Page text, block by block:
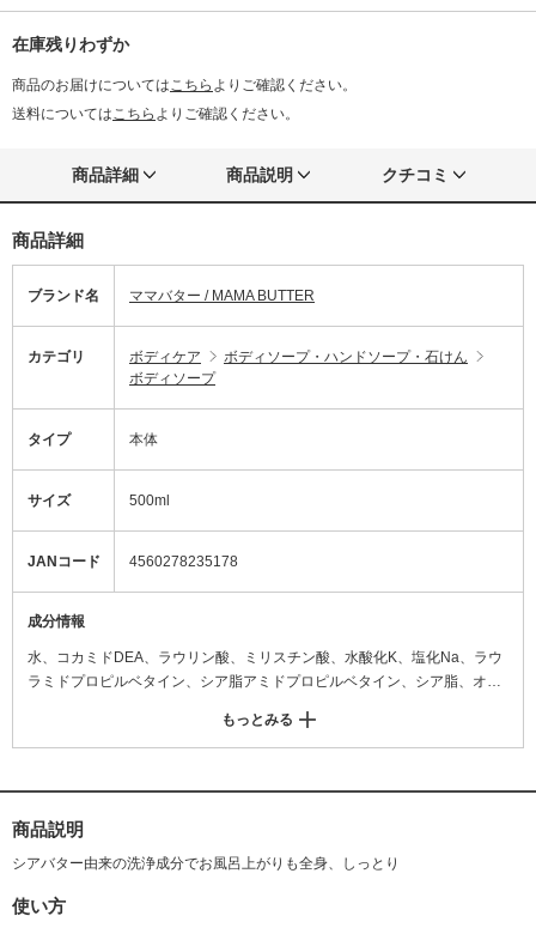
在庫残りわずか
商品のお届けについては こちら よりご確認ください。
送料については こちら よりご確認ください。
商品詳細 商品説明 クチコミ
商品詳細
ブランド名 ママバター / MAMA BUTTER
カテゴリ ボディケア
ボディソープ・ハンドソープ・石けん
ボディソープ
タイプ 本体
サイズ 500ml
JANコード 4560278235178
成分情報
水、コカミドDEA、ラウリン酸、ミリスチン酸、水酸化K、塩化Na、ラウ
ラミドプロピルベタイン、シア脂アミドプロピルベタイン、シア脂、オレ
ン酸グリコール、PEG1ラウリルグリコール、エチドロン酸4Na、フェノ
キシエタノール
もっとみる
商品説明
シアバター由来の洗浄成分でお風呂上がりも全身、しっとり
使い方